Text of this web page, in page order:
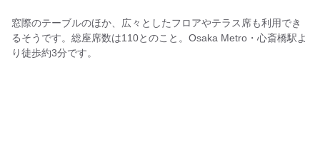
窓際のテーブルのほか、広々としたフロアやテラス席も利用でき
るそうです。総座席数は110とのこと。Osaka Metro・心斎橋駅よ
り徒歩約3分です。